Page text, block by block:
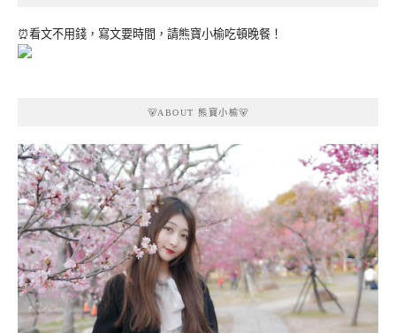
⏰看文不用錢，寫文要時間，請熊寶小榆吃頓晚餐！
🐻ABOUT 熊寶小榆🐻